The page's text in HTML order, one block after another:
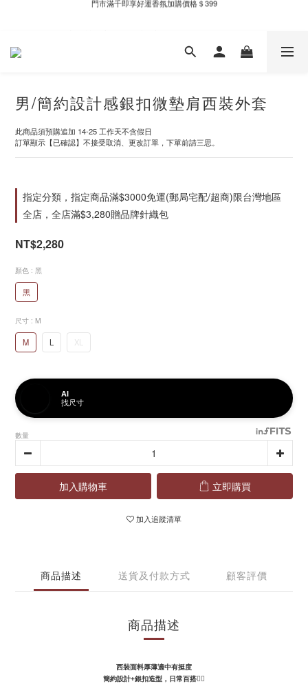
男/簡約設計感銀扣微墊肩西裝外套
此商品須預購追加 14-25 工作天不含假日
訂單顯示【已確認】不接受取消、更改訂單，下單前請三思。
指定分類，指定商品滿$3000免運(郵局宅配/超商)限台灣地區
全店，全店滿$3,280贈品牌針織包
NT$2,280
顏色 : 黑
黑
尺寸 : M
M L XL
AI
找尺寸
數量
加入購物車 立即購買
加入追蹤清單
商品描述 送貨及付款方式 顧客評價
商品描述
西裝面料厚薄適中有挺度
簡約設計+銀扣造型，日常百搭👌🏻